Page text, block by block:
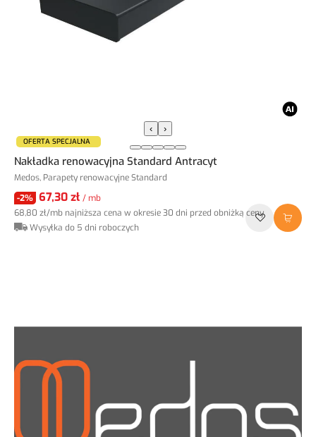
‹ ›
OFERTA SPECJALNA
Nakładka renowacyjna Standard Antracyt
Medos, Parapety renowacyjne Standard
-2% 67,30 zł / mb
68,80 zł/mb najniższa cena w okresie 30 dni przed obniżką ceny
Wysyłka do 5 dni roboczych